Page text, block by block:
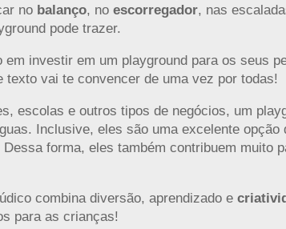
no balanço, no escorregador, nas
pode trazer.
em investir em um playground para os seus
texto vai te convencer de uma vez por todas!
escolas e outros tipos de negócios, um
Inclusive, eles são uma excelente opção
forma, eles também contribuem muito
combina diversão, aprendizado e
para as crianças!